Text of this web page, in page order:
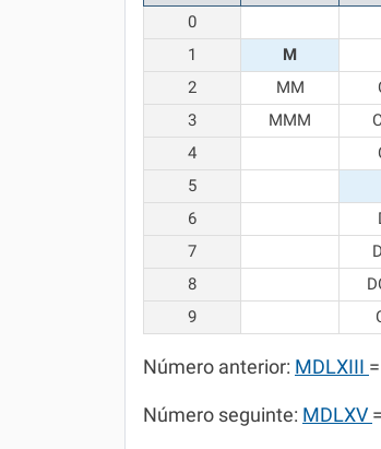
0
1
M
2
MM
3
MMM
4
5
6
7
8
9
Número anterior: MDLXIII =
Número seguinte: MDLXV =